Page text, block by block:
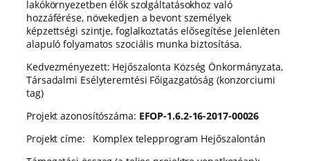
lakókörnyezetben élők szolgáltatásokhoz való
hozzáférése, növekedjen a bevont személyek
képzettségi szintje, foglalkoztatás elősegítése Jelenléten
alapuló folyamatos szociális munka biztosítása.
Kedvezményezett: Hejőszalonta Község Önkormányzata,
Társadalmi Esélyteremtési Főigazgatóság (konzorciumi
tag)
Projekt azonosítószáma: EFOP-1.6.2-16-2017-00026
Projekt címe: Komplex telepprogram Hejőszalontán